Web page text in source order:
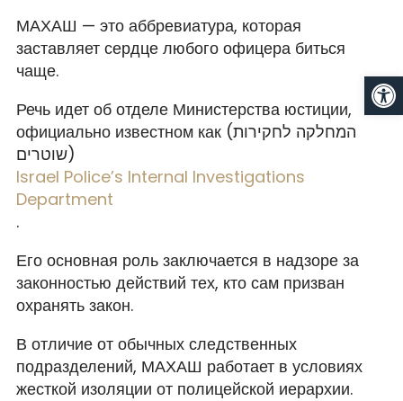
МАХАШ — это аббревиатура, которая
заставляет сердце любого офицера биться
чаще.
Речь идет об отделе Министерства юстиции,
официально известном как (המחלקה לחקירות
שוטרים)
Israel Police’s Internal Investigations
Department
.
Его основная роль заключается в надзоре за
законностью действий тех, кто сам призван
охранять закон.
В отличие от обычных следственных
подразделений, МАХАШ работает в условиях
жесткой изоляции от полицейской иерархии.